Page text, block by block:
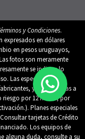
y Condiciones.
expresados en dólares
en pesos uruguayos,
fotos son meramente
se indique lo
Las especificaciones
y están sujetas a
por 12 meses, por
Planes especiales
tarjetas de Crédito
Los equipos de
alguna duda, consulte a su